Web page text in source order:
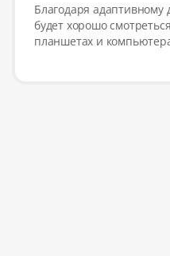
Благодаря адаптивному
будет хорошо
планшетах и